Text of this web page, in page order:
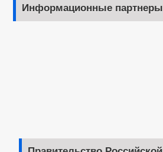
Информационные партнеры